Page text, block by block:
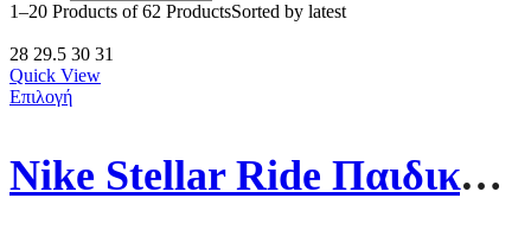
1–20 Products of 62 ProductsSorted by latest
28 29.5 30 31
Quick View
Επιλογή
Nike Stellar Ride Παιδικό Παπούτσι HQ3267-404 Μπλε